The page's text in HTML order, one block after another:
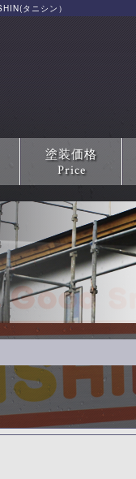
タニシン）
塗装価格
Price